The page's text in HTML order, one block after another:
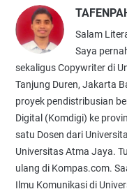
Salam
Saya
sekaligus Copywriter di
Tanjung Duren, Jakarta
proyek pendistribusian
Digital (Komdigi) ke
satu Dosen dari
Universitas Atma Jaya.
ulang di Kompas.com.
Ilmu Komunikasi di